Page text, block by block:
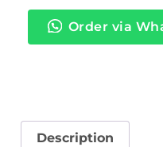
Order via
Description